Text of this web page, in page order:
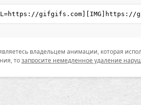
владельцем анимации, которая
тозапросите немедленное удаление